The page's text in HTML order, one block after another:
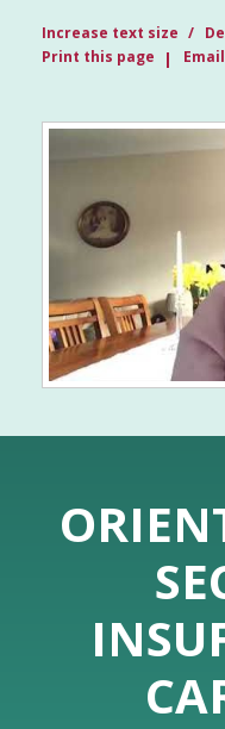
Increase text size
Print this page